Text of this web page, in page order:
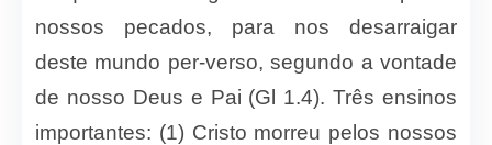
nossos pecados, para nos desarraigar
deste mundo per-verso, segundo a vontade
de nosso Deus e Pai (Gl 1.4). Três ensinos
importantes: (1) Cristo morreu pelos nossos